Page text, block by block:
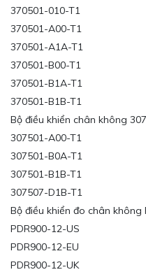
370501-010-T1
370501-A00-T1
370501-A1A-T1
370501-B00-T1
370501-B1A-T1
370501-B1B-T1
Bộ điều khiển chân không
307501-A00-T1
307501-B0A-T1
307501-B1B-T1
307507-D1B-T1
Bộ điều khiển đo chân không
PDR900-12-US
PDR900-12-EU
PDR900-12-UK